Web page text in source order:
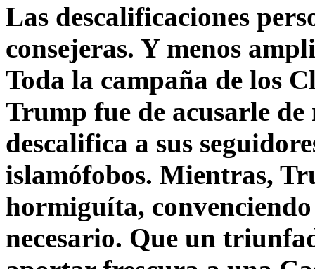
Las descalificaciones
consejeras. Y menos
Toda la campaña de los
Trump fue de acusarle
descalifica a sus
islamófobos. Mientras,
hormiguíta,
necesario. Que un